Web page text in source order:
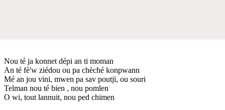
Nou té ja konnet dépi an ti moman
An té fè'w ziédou ou pa chèché konpwann
Mé an jou vini, mwen pa sav poutji, ou souri
Telman nou té bien , nou pomlen
O wi, tout lannuit, nou ped chimen